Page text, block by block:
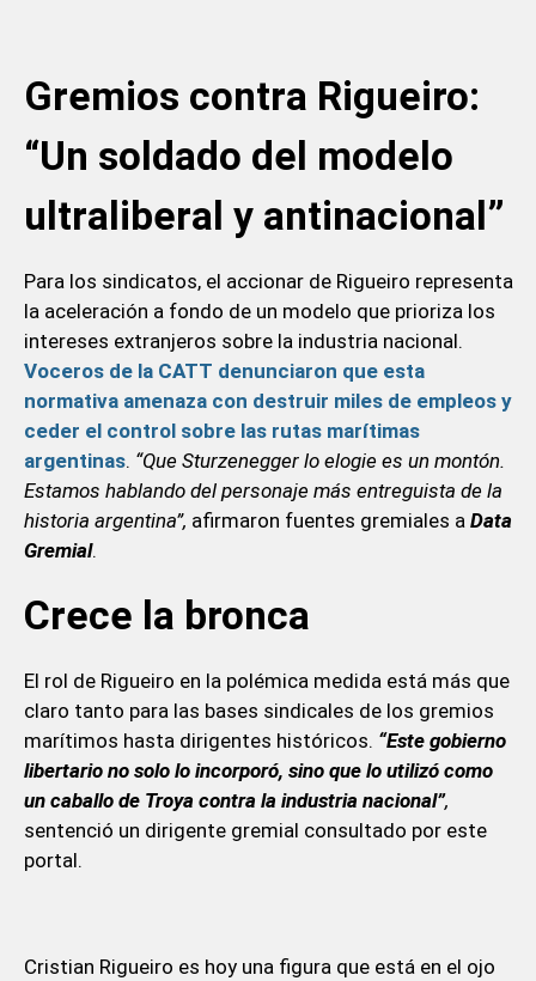
Gremios contra Rigueiro:
“Un soldado del modelo
ultraliberal y antinacional”
Para los sindicatos, el accionar de Rigueiro representa
la aceleración a fondo de un modelo que prioriza los
intereses extranjeros sobre la industria nacional.
Voceros de la CATT denunciaron que esta
normativa amenaza con destruir miles de empleos y
ceder el control sobre las rutas marítimas
argentinas. “Que Sturzenegger lo elogie es un montón.
Estamos hablando del personaje más entreguista de la
historia argentina”, afirmaron fuentes gremiales a Data
Gremial.
Crece la bronca
El rol de Rigueiro en la polémica medida está más que
claro tanto para las bases sindicales de los gremios
marítimos hasta dirigentes históricos. “Este gobierno
libertario no solo lo incorporó, sino que lo utilizó como
un caballo de Troya contra la industria nacional”,
sentenció un dirigente gremial consultado por este
portal.
Cristian Rigueiro es hoy una figura que está en el ojo